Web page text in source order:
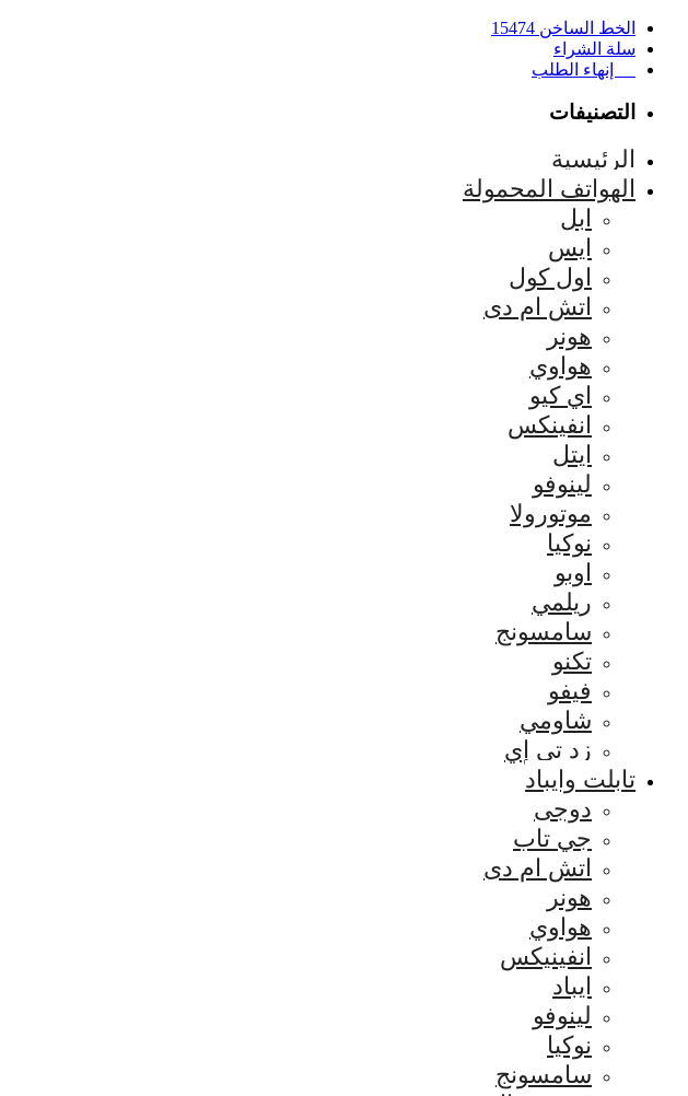
الخط الساخن 15474
سلة الشراء
إنهاء الطلب
التصنيفات
الرئيسية
الهواتف المحمولة
ابل
ايس
اول كول
اتش ام دى
هونر
هواوي
اي كيو
انفينكس
ايتل
لينوفو
موتورولا
نوكيا
اوبو
ريلمي
سامسونج
تكنو
فيفو
شاومي
زد تي إي
تابلت وايباد
دوجى
جي تاب
اتش ام دى
هونر
هواوي
انفينيكس
ايباد
لينوفو
نوكيا
سامسونج